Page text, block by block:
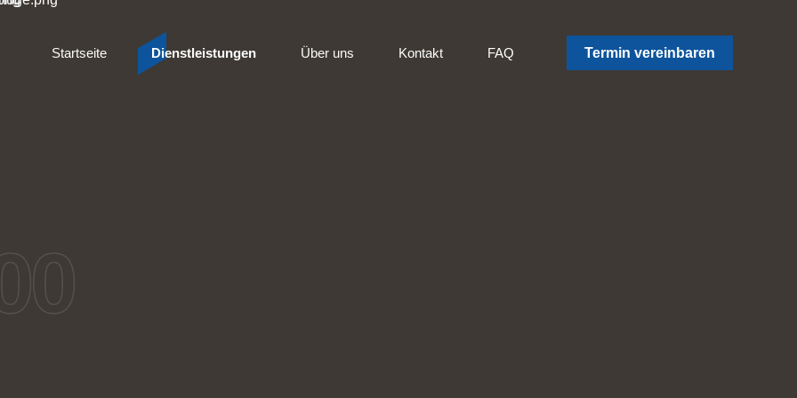
Termin vereinbaren
Startseite Dienstleistungen Über uns Kontakt FAQ